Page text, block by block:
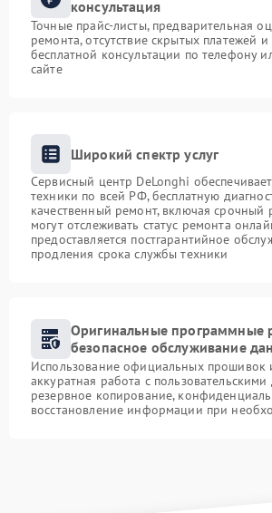
консультация
Точные прайс-листы, предварительная
ремонта, отсутствие скрытых платежей
бесплатной консультации по телефону
сайте
Широкий спектр услуг
Сервисный центр DeLonghi
техники по всей РФ, бесплатную
качественный ремонт, включая срочный
могут отслеживать статус ремонта
предоставляется постгарантийное
продления срока службы техники
Оригинальные программные
безопасное обслуживание
Использование официальных прошивок
аккуратная работа с
резервное копирование,
восстановление информации при